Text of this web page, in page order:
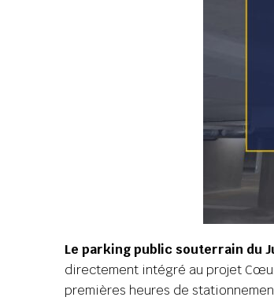
Le parking public souterrain du
directement intégré au projet
premières heures de